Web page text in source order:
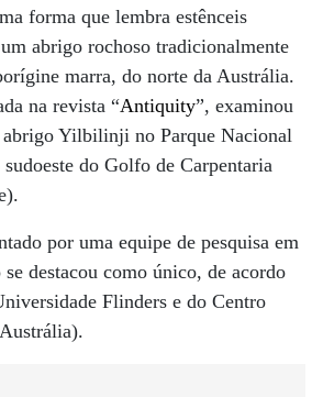
forma que lembra estênceis
abrigo rochoso tradicionalmente
marra, do norte da Austrália.
na revista “Antiquity”, examinou
Yilbilinji no Parque Nacional
do Golfo de Carpentaria
por uma equipe de pesquisa em
destacou como único, de acordo
Flinders e do Centro